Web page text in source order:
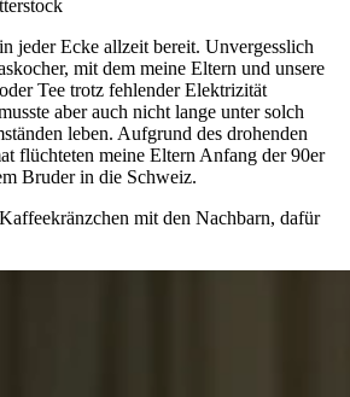
jeder Ecke allzeit bereit. Unvergesslich
mit dem meine Eltern und unsere
Tee trotz fehlender Elektrizität
aber auch nicht lange unter solch
leben. Aufgrund des drohenden
flüchteten meine Eltern Anfang der 90er
Bruder in die Schweiz.
mit den Nachbarn, dafür